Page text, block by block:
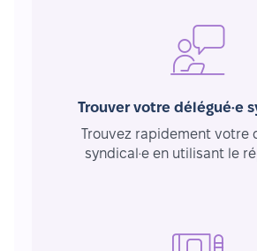
Trouver votre délégué·e
Trouvez rapidement votre
syndical·e en utilisant le